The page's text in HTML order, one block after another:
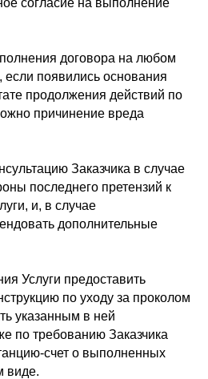
согласие на выполнение
договора на любом
если появились основания
продолжения действий по
причинение вреда
Заказчика в случае
последнего претензий к
и, в случае
дополнительные
Услуги предоставить
по уходу за проколом
указанным в ней
по требованию Заказчика
счет о выполненных
виде.